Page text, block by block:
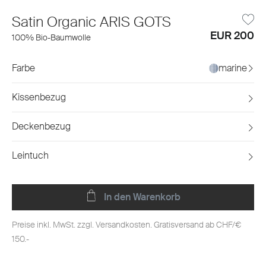
Satin Organic ARIS GOTS
100% Bio-Baumwolle EUR 200
Farbe marine
Kissenbezug
Deckenbezug
Leintuch
In den Warenkorb
Preise inkl. MwSt. zzgl. Versandkosten. Gratisversand ab CHF/€
150.-